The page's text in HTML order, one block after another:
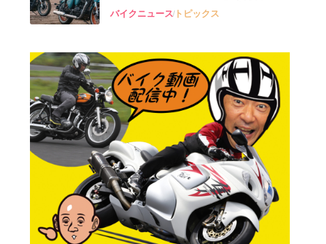
バイクニューストピックス